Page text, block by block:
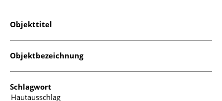
Objekttitel
Objektbezeichnung
Schlagwort